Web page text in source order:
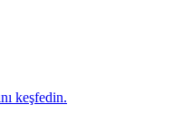
keşfedin.